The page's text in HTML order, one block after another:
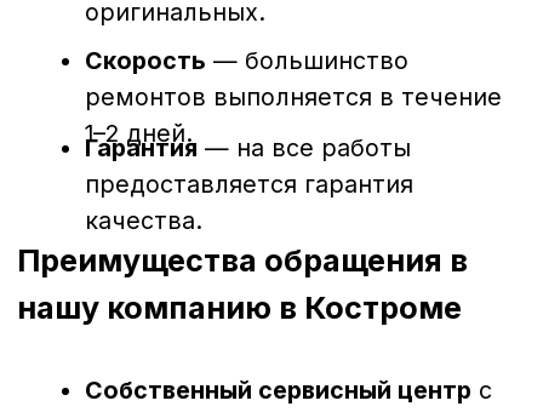
Регулярная проверка состояния
проблемы и поддерживать технику в
идеальном рабочем состоянии.
Заключение
Диагностика и ремонт форсунок в
Костроме — это надежный способ
продлить срок службы дизельной
техники и сохранить её мощность.
Своевременное обращение к
стабильную работу двигателя.